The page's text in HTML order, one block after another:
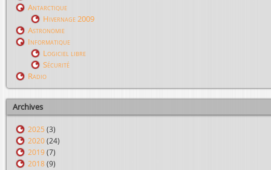
Antarctique
Hivernage 2009
Astronomie
Informatique
Logiciel libre
Sécurité
Radio
Archives
2025 (3)
2020 (24)
2019 (7)
2018 (9)